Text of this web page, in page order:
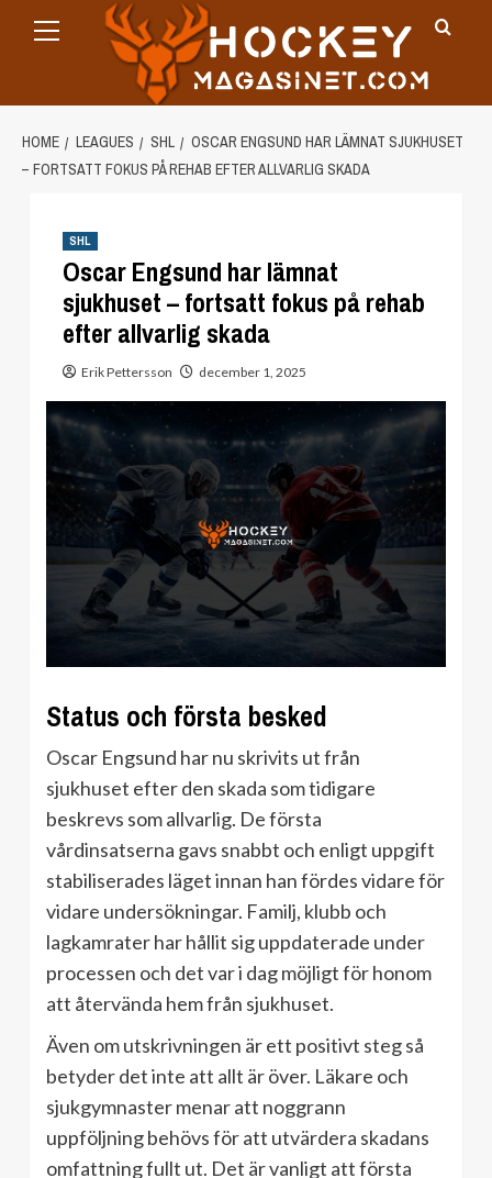
Menu
HOME LEAGUES SHL
OSCAR ENGSUND HAR LÄMNAT SJUKHUSET
– FORTSATT FOKUS PÅ REHAB EFTER ALLVARLIG SKADA
SHL
Oscar Engsund har lämnat
sjukhuset – fortsatt fokus på rehab
efter allvarlig skada
Erik Pettersson december 1, 2025
Status och första besked
Oscar Engsund har nu skrivits ut från
sjukhuset efter den skada som tidigare
beskrevs som allvarlig. De första
vårdinsatserna gavs snabbt och enligt uppgift
stabiliserades läget innan han fördes vidare för
vidare undersökningar. Familj, klubb och
lagkamrater har hållit sig uppdaterade under
processen och det var i dag möjligt för honom
att återvända hem från sjukhuset.
Även om utskrivningen är ett positivt steg så
betyder det inte att allt är över. Läkare och
sjukgymnaster menar att noggrann
uppföljning behövs för att utvärdera skadans
omfattning fullt ut. Det är vanligt att första